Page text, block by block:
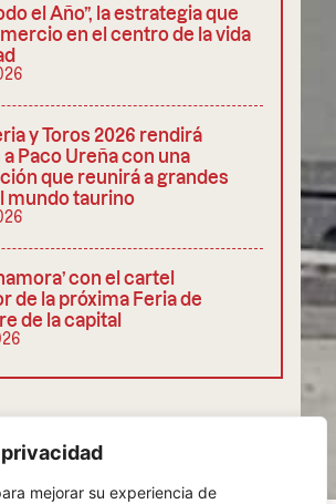
mejorar su experiencia de
el Año”, la estrategia que
en el centro de la vida
y Toros 2026 rendirá
Paco Ureña con una
que reunirá a grandes
mundo taurino
con el cartel
de la próxima Feria de
de la capital